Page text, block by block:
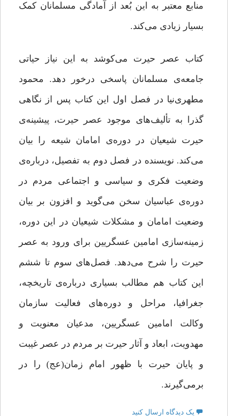
منابع معتبر به این بُعد از آمادگی مسلمانان کمک
بسیار زیادی می‌کند.
کتاب عصر حیرت می‌کوشد به این نیاز حیاتی
جامعه‌ی مسلمانان پاسخی درخور دهد. محمود
مطهری‌نیا در فصل اول این کتاب پس از نگاهی
گذرا به تألیف‌های موجود عصر حیرت، پیشینه‌ی
حیرت شیعیان در دوره‌ی امامان شیعه را بیان
می‌کند. نویسنده در فصل دوم به‌ تفصیل، درباره‌ی
وضعیت فکری و سیاسی و اجتماعی مردم در
دوره‌ی عباسیان سخن می‌گوید و افزون بر بیان
وضعیت امامان و مشکلات شیعیان در این دوره،
زمینه‌سازی امامین عسگریین برای ورود به عصر
حیرت را شرح می‌دهد. فصل‌های سوم تا ششم
این کتاب هم مطالب بسیاری درباره‌ی‌ تاریخچه،
جغرافیا، مراحل و دوره‌های فعالیت سازمان
وکالت امامین عسگریین، مدعیان معنویت و
مهدویت، ابعاد و آثار حیرت بر مردم در عصر غیبت
و پایان حیرت با ظهور امام زمان(عج) را در
برمی‌گیرند.
یک دیدگاه ارسال کنید